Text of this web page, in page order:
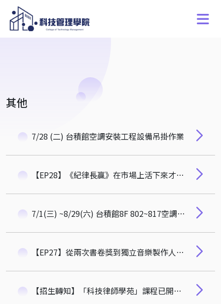
其他
7/28 (二) 台積館空調安裝工程設備吊掛作業
【EP28】《紀律長贏》在市場上活下來才是贏家！清大校資長林哲群專訪：從年化 7% 永續基金配置到學生的人脈佈局
7/1(三) ~8/29(六) 台積館8F 802~817空調更新工程
【EP27】從兩次書卷獎到獨立音樂製作人｜申力安 Ally 的雙棲人生
【招生轉知】「科技律師學苑」課程已開放招生，歡迎律師及企業法務人員報名參加！